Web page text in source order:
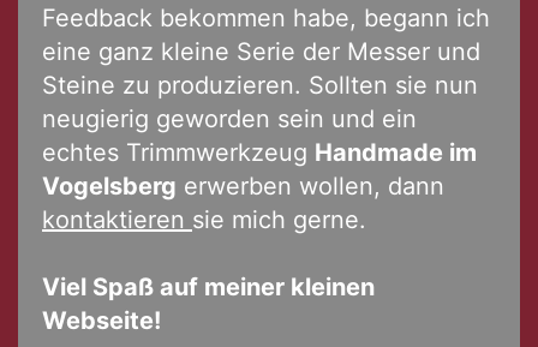
Feedback bekommen habe, begann ich
eine ganz kleine Serie der Messer und
Steine zu produzieren. Sollten sie nun
neugierig geworden sein und ein
echtes Trimmwerkzeug Handmade im
Vogelsberg erwerben wollen, dann
kontaktieren sie mich gerne.
Viel Spaß auf meiner kleinen
Webseite!